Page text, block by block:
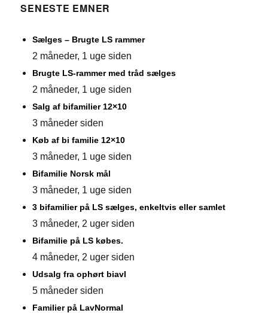
SENESTE EMNER
Sælges – Brugte LS rammer
2 måneder, 1 uge siden
Brugte LS-rammer med tråd sælges
2 måneder, 1 uge siden
Salg af bifamilier 12×10
3 måneder siden
Køb af bi familie 12×10
3 måneder, 1 uge siden
Bifamilie Norsk mål
3 måneder, 1 uge siden
3 bifamilier på LS sælges, enkeltvis eller samlet
3 måneder, 2 uger siden
Bifamilie på LS købes.
4 måneder, 2 uger siden
Udsalg fra ophørt biavl
5 måneder siden
Familier på LavNormal